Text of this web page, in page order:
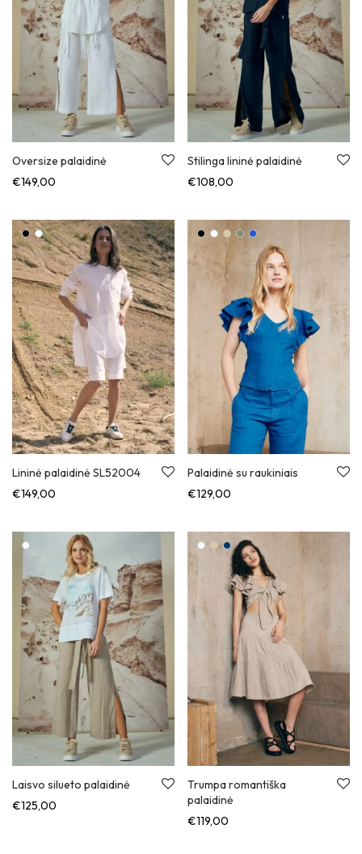
Oversize palaidinė
€149,00
Stilinga lininė palaidinė
€108,00
Lininė palaidinė SL52004
€149,00
Palaidinė su raukiniais
€129,00
Laisvo silueto palaidinė
€125,00
Trumpa romantiška
palaidinė
€119,00